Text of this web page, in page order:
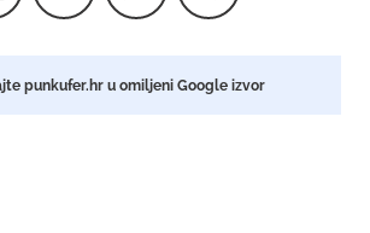
punkufer.hr u omiljeni Google izvor